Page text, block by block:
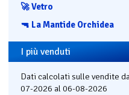
🚀 Vetro
🔫 La Mantide Orchidea
I più venduti
Dati calcolati sulle vendite
07-2026 al 06-08-2026